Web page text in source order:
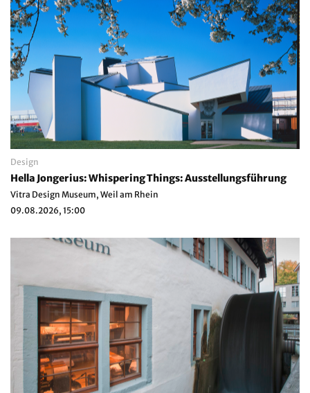
Design
Hella Jongerius: Whispering Things: Ausstellungsführung
Vitra Design Museum, Weil am Rhein
09.08.2026, 15:00